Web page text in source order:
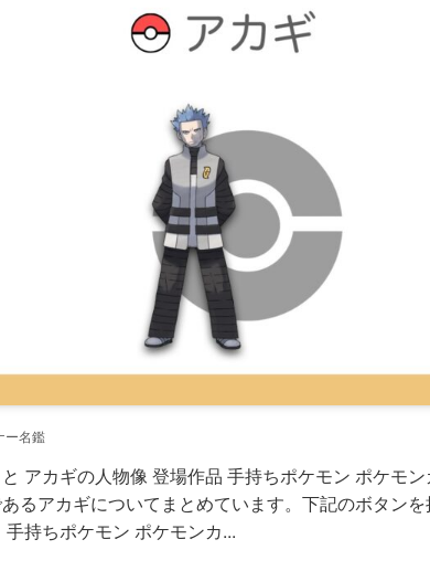
ー名鑑
アカギの人物像 登場作品 手持ちポケモン ポケモ
るアカギについてまとめています。下記のボタン
持ちポケモン ポケモンカ...